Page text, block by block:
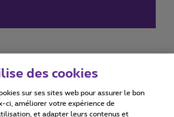
Accessibility statement
des cookies
sur ses sites web pour assurer le bon
ci, améliorer votre expérience de
et adapter leurs contenus et